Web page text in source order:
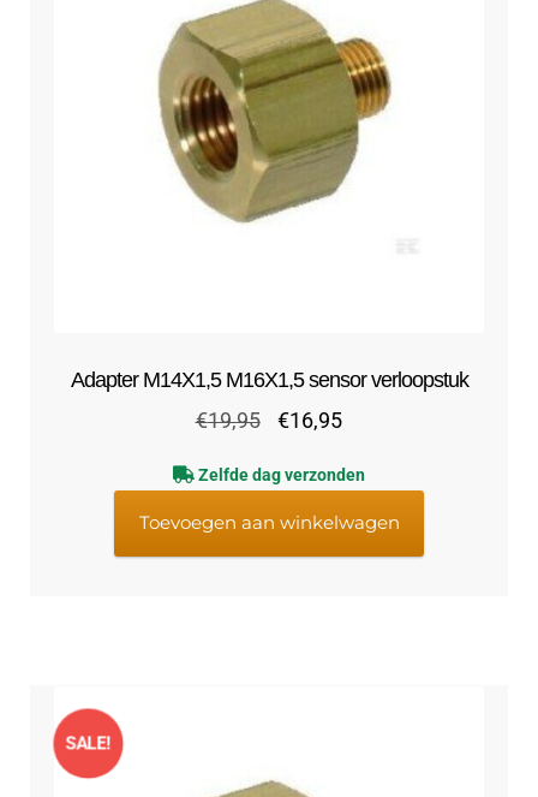
Adapter M14X1,5 M16X1,5 sensor verloopstuk
€19,95
Oorspronkelijke
was:
€19,95.
€16,95Huidige
is:
€16,95.
Zelfde dag verzonden
Toevoegen aan winkelwagen
SALE!